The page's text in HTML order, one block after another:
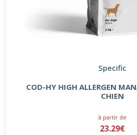
Specific
COD-HY HIGH ALLERGEN
CHIEN
à partir de
23.29€